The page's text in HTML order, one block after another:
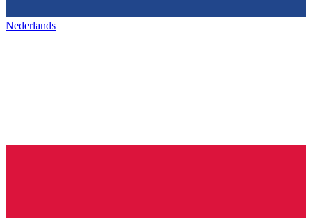
Nederlands